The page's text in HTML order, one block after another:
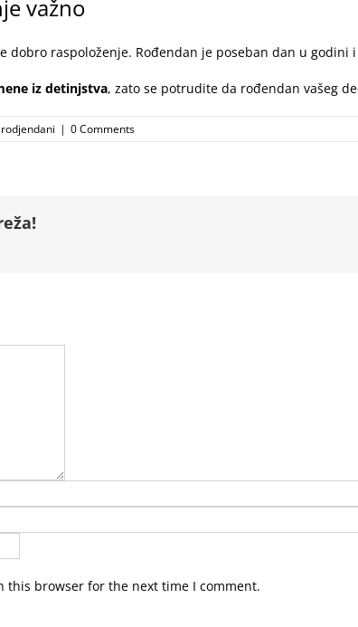
važno
dobro raspoloženje. Rođendan je poseban dan u godini
iz detinjstva, zato se potrudite da rođendan vašeg
| 0 Comments
this browser for the next time I comment.